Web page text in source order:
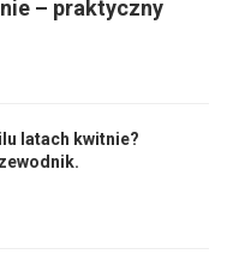
– praktyczny
latach kwitnie?